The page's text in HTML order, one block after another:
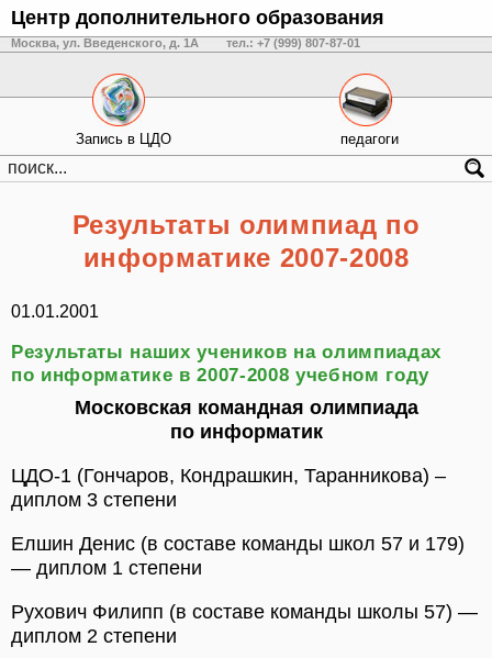
Центр дополнительного образования
Москва, ул. Введенского, д. 1А тел.: +7 (999) 807-87-01
Запись в ЦДО педагоги
Результаты олимпиад по
информатике 2007-2008
01.01.2001
Результаты наших учеников на олимпиадах
по информатике в 2007-2008 учебном году
Московская командная олимпиада
по информатик
ЦДО-1 (Гончаров, Кондрашкин, Таранникова) –
диплом 3 степени
Елшин Денис (в составе команды школ 57 и 179)
— диплом 1 степени
Рухович Филипп (в составе команды школы 57) —
диплом 2 степени